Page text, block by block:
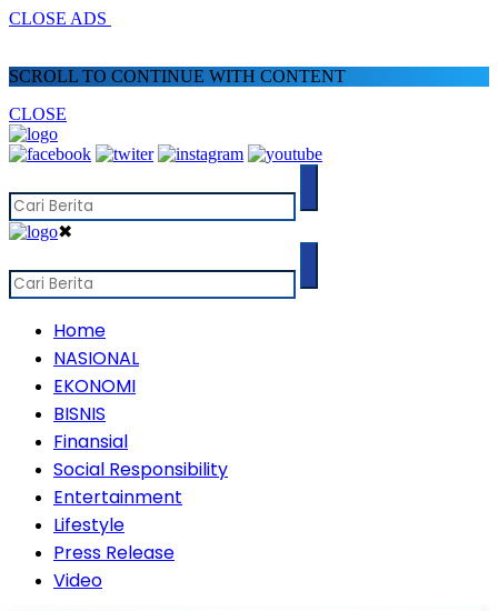
CLOSE ADS
SCROLL TO CONTINUE WITH CONTENT
CLOSE
✖
Home
NASIONAL
EKONOMI
BISNIS
Finansial
Social Responsibility
Entertainment
Lifestyle
Press Release
Video